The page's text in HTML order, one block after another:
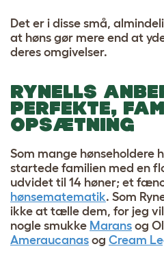
Det er i disse små,
at høns gør mere end at
deres omgivelser.
RYNELLS
PERFEKTE,
OPSÆTNING
Som mange hønseholdere
startede familien med en
udvidet til 14 høner; et
hønsematematik. Som
ikke at tælle dem, for jeg
nogle smukke Marans og
Ameraucanas og Cream